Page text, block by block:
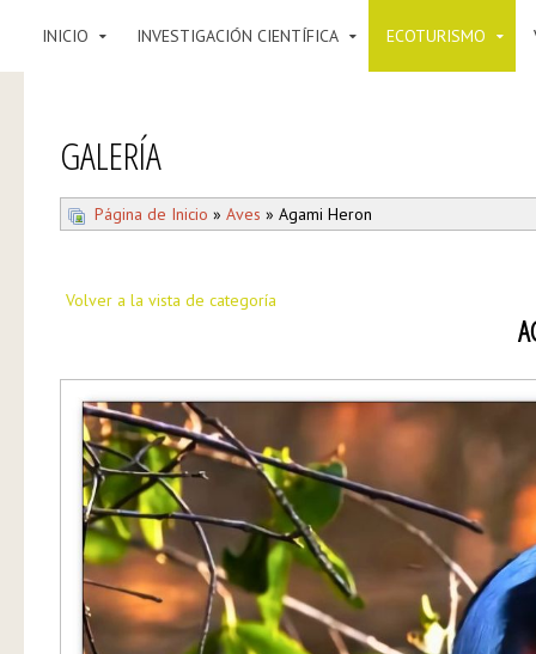
INICIO INVESTIGACIÓN CIENTÍFICA ECOTURISMO
GALERÍA
Página de Inicio » Aves » Agami Heron
Volver a la vista de categoría